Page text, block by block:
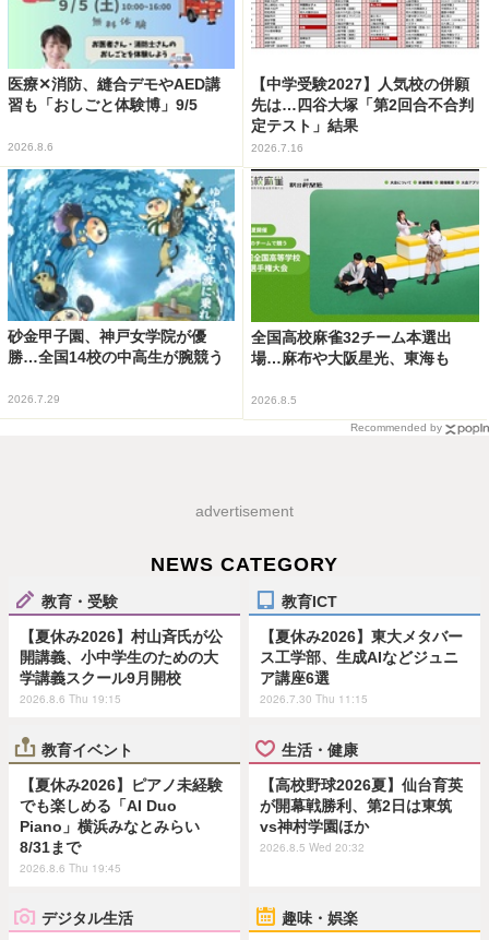
医療✕消防、縫合デモやAED講
習も「おしごと体験博」9/5
2026.8.6
【中学受験2027】人気校の併願
先は…四谷大塚「第2回合不合判
定テスト」結果
2026.7.16
砂金甲子園、神戸女学院が優
勝…全国14校の中高生が腕競う
2026.7.29
全国高校麻雀32チーム本選出
場…麻布や大阪星光、東海も
2026.8.5
Recommended by
advertisement
NEWS CATEGORY
教育・受験
【夏休み2026】村山斉氏が公
開講義、小中学生のための大
学講義スクール9月開校
2026.8.6 Thu 19:15
教育ICT
【夏休み2026】東大メタバー
ス工学部、生成AIなどジュニ
ア講座6選
2026.7.30 Thu 11:15
教育イベント
【夏休み2026】ピアノ未経験
でも楽しめる「AI Duo
Piano」横浜みなとみらい
8/31まで
2026.8.6 Thu 19:45
生活・健康
【高校野球2026夏】仙台育英
が開幕戦勝利、第2日は東筑
vs神村学園ほか
2026.8.5 Wed 20:32
デジタル生活 趣味・娯楽